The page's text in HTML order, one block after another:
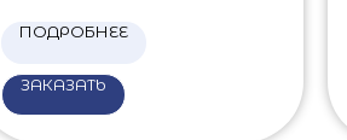
ПОДРОБНЕЕ
ЗАКАЗАТЬ